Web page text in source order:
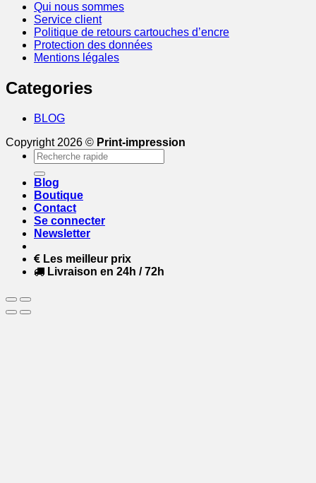
Qui nous sommes
Service client
Politique de retours cartouches d’encre
Protection des données
Mentions légales
Categories
BLOG
Copyright 2026 © Print-impression
Recherche
pour :
Blog
Boutique
Contact
Se connecter
Newsletter
Les meilleur prix
Livraison en 24h / 72h